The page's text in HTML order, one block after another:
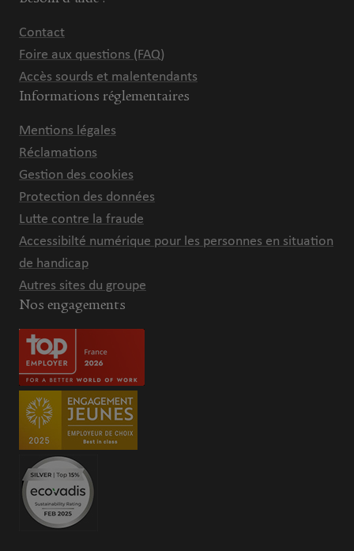
Contact
Foire aux questions (FAQ)
Accès sourds et malentendants
Informations réglementaires
Mentions légales
Réclamations
Gestion des cookies
Protection des données
Lutte contre la fraude
Accessibilté numérique pour les personnes en situation
de handicap
Autres sites du groupe
Nos engagements